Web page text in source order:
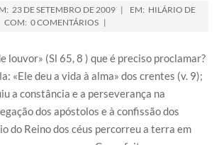
23 DE SETEMBRO DE 2009 EM: HILÁRIO DE
COM: 0 COMENTÁRIOS
louvor» (Sl 65, 8 ) que é preciso proclamar?
«Ele deu a vida à alma» dos crentes (v. 9);
a constância e a perseverança na
dos apóstolos e à confissão dos
do Reino dos céus percorreu a terra em